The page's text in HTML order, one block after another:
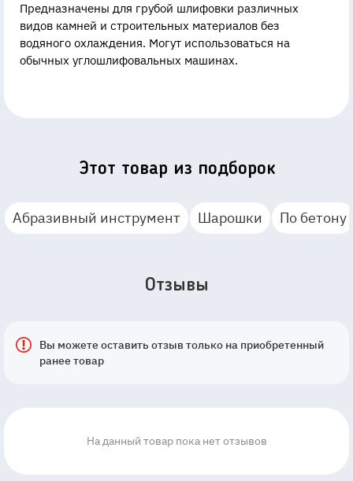
Предназначены для грубой шлифовки различных
видов камней и строительных материалов без
водяного охлаждения. Могут использоваться на
обычных углошлифовальных машинах.
Этот товар из подборок
Абразивный инструмент Шарошки По бетону
Отзывы
Вы можете оставить отзыв только на приобретенный
ранее товар
На данный товар пока нет отзывов